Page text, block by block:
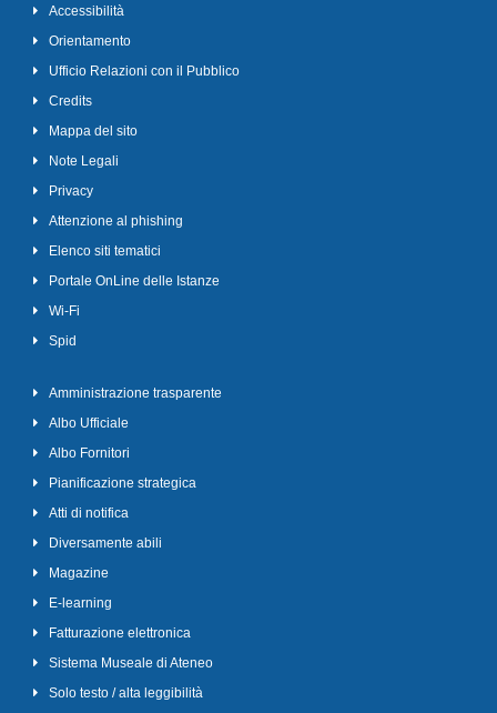
Accessibilità
Orientamento
Ufficio Relazioni con il Pubblico
Credits
Mappa del sito
Note Legali
Privacy
Attenzione al phishing
Elenco siti tematici
Portale OnLine delle Istanze
Wi-Fi
Spid
Amministrazione trasparente
Albo Ufficiale
Albo Fornitori
Pianificazione strategica
Atti di notifica
Diversamente abili
Magazine
E-learning
Fatturazione elettronica
Sistema Museale di Ateneo
Solo testo / alta leggibilità